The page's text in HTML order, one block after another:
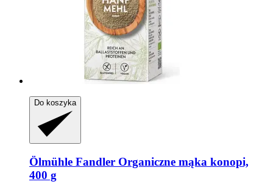
Do koszyka
Ölmühle Fandler Organiczne mąka konopi,
400 g